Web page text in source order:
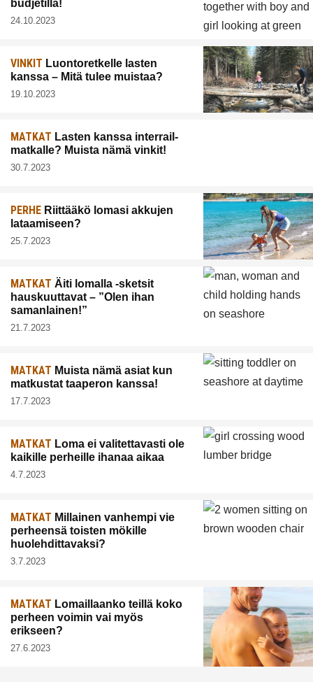
budjetilla!
24.10.2023
VINKIT Luontoretkelle lasten
kanssa – Mitä tulee muistaa?
19.10.2023
MATKAT Lasten kanssa interrail-
matkalle? Muista nämä vinkit!
30.7.2023
PERHE Riittääkö lomasi akkujen
lataamiseen?
25.7.2023
MATKAT Äiti lomalla -sketsit
hauskuuttavat – ”Olen ihan
samanlainen!”
21.7.2023
MATKAT Muista nämä asiat kun
matkustat taaperon kanssa!
17.7.2023
MATKAT Loma ei valitettavasti ole
kaikille perheille ihanaa aikaa
4.7.2023
MATKAT Millainen vanhempi vie
perheensä toisten mökille
huolehdittavaksi?
3.7.2023
MATKAT Lomaillaanko teillä koko
perheen voimin vai myös
erikseen?
27.6.2023